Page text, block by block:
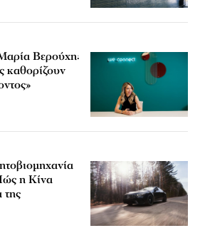
Βερούχη:
καθορίζουν
η Κίνα
της